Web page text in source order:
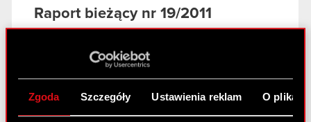
Zgoda Szczegóły Ustawienia reklam O
Raport bieżący nr 19/2011
Raport bieżący nr 19/2011
Załącznik 1